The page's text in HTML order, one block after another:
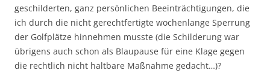
geschilderten, ganz persönlichen Beeinträchtigungen, die
ich durch die nicht gerechtfertigte wochenlange Sperrung
der Golfplätze hinnehmen musste (die Schilderung war
übrigens auch schon als Blaupause für eine Klage gegen
die rechtlich nicht haltbare Maßnahme gedacht…)?